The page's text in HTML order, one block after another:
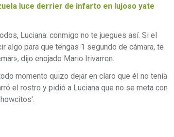
luce derrier de infarto en lujoso yate
Luciana: conmigo no te juegues así. Si el
algo para que tengas 1 segundo de cámara, te
dijo enojado Mario Irivarren.
momento quizo dejar en claro que él no tenía
el rostro y pidió a Luciana que no se meta con